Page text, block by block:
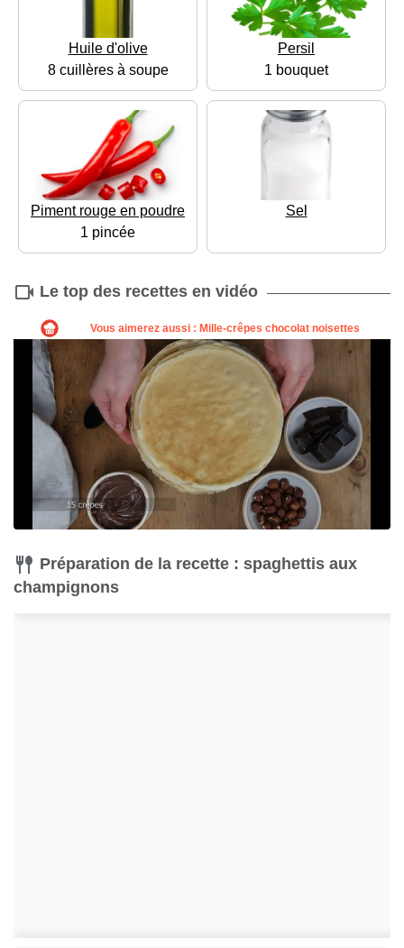
Huile d'olive
8 cuillères à soupe
Persil
1 bouquet
Piment rouge en poudre
1 pincée
Sel
Le top des recettes en vidéo
Préparation de la recette : spaghettis aux
champignons